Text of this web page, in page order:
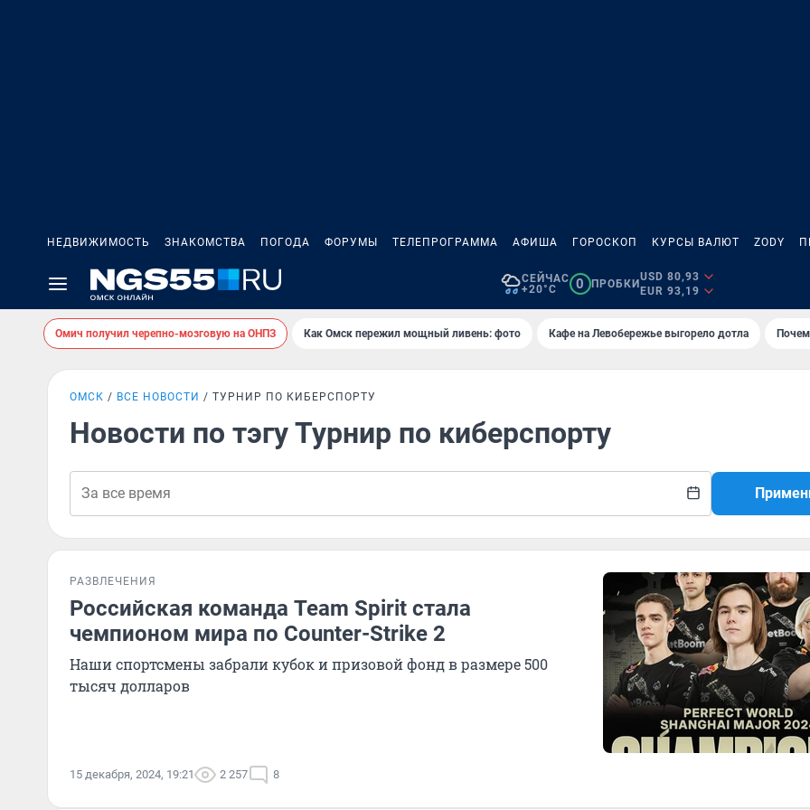
НЕДВИЖИМОСТЬ ЗНАКОМСТВА ПОГОДА ФОРУМЫ ТЕЛЕПРОГРАММА АФИША ГОРОСКОП КУРСЫ ВАЛЮТ ZODY
СЕЙЧАС
+20°C
0 ПРОБКИ
USD 80,93
EUR 93,19
Омич получил черепно-мозговую на ОНПЗ Как Омск пережил мощный ливень: фото Кафе на Левобережье выгорело дотла
ОМСК ВСЕ НОВОСТИ ТУРНИР ПО КИБЕРСПОРТУ
Новости по тэгу Турнир по киберспорту
РАЗВЛЕЧЕНИЯ
Российская команда Team Spirit стала
чемпионом мира по Counter-Strike 2
Наши спортсмены забрали кубок и призовой фонд в размере 500
тысяч долларов
15 декабря, 2024, 19:21 2 257 8